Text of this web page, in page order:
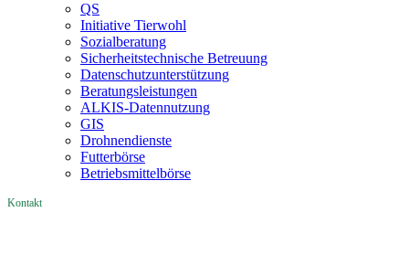
QS
Initiative Tierwohl
Sozialberatung
Sicherheitstechnische Betreuung
Datenschutzunterstützung
Beratungsleistungen
ALKIS-Datennutzung
GIS
Drohnendienste
Futterbörse
Betriebsmittelbörse
Kontakt